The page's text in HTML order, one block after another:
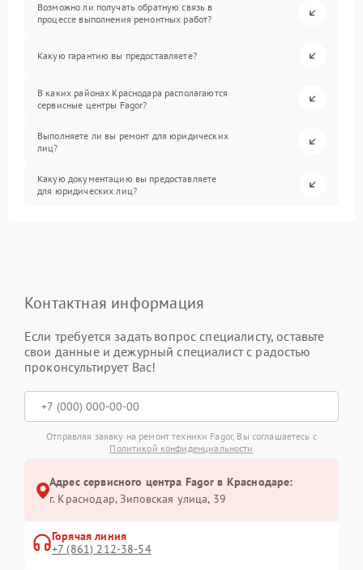
Возможно ли получать обратную связь в
процессе выполнения ремонтных работ?
Какую гарантию вы предоставляете?
В каких районах Краснодара располагаются
сервисные центры Fagor?
Выполняете ли вы ремонт для юридических
лиц?
Какую документацию вы предоставляете
для юридических лиц?
Контактная информация
Если требуется задать вопрос специалисту, оставьте
свои данные и дежурный специалист с радостью
проконсультирует Вас!
Отправляя заявку на ремонт техники Fagor, Вы соглашаетесь с
Политикой конфиденциальности
Адрес сервисного центра Fagor в Краснодаре:
г. Краснодар, Зиповская улица, 39
Горячая линия
+7 (861) 212-38-54